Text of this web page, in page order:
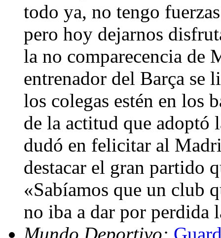
todo ya, no tengo
pero hoy dejarnos
la no comparecencia de
entrenador del Barça se
los colegas estén en los
de la actitud que
dudó en felicitar al
destacar el gran partido
«Sabíamos que un club
no iba a dar por
Mundo Deportivo: